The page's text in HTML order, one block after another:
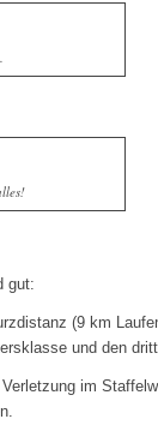
gut:
(9 km
und den
im